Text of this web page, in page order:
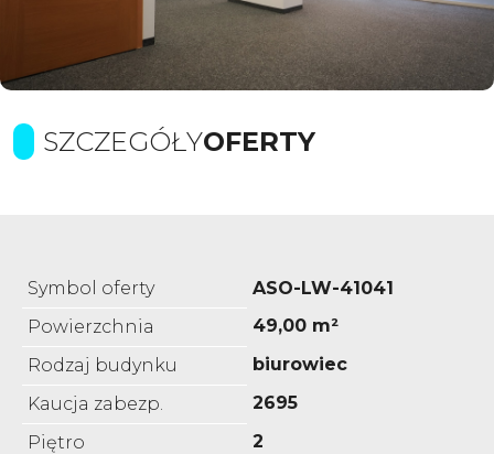
SZCZEGÓŁYOFERTY
Symbol oferty
ASO-LW-41041
Powierzchnia
49,00 m²
Rodzaj budynku
biurowiec
Kaucja zabezp.
2695
Piętro
2